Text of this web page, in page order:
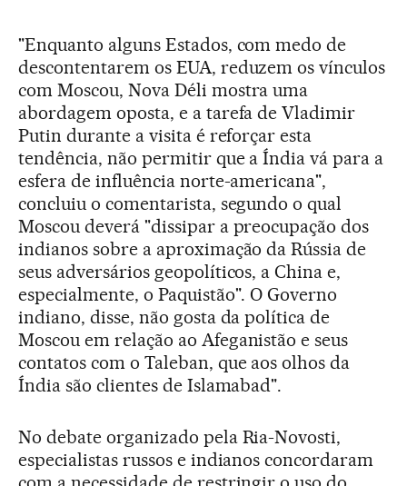
"Enquanto alguns Estados, com medo de
descontentarem os EUA, reduzem os vínculos
com Moscou, Nova Déli mostra uma
abordagem oposta, e a tarefa de Vladimir
Putin durante a visita é reforçar esta
tendência, não permitir que a Índia vá para a
esfera de influência norte-americana",
concluiu o comentarista, segundo o qual
Moscou deverá "dissipar a preocupação dos
indianos sobre a aproximação da Rússia de
seus adversários geopolíticos, a China e,
especialmente, o Paquistão". O Governo
indiano, disse, não gosta da política de
Moscou em relação ao Afeganistão e seus
contatos com o Taleban, que aos olhos da
Índia são clientes de Islamabad".
No debate organizado pela Ria-Novosti,
especialistas russos e indianos concordaram